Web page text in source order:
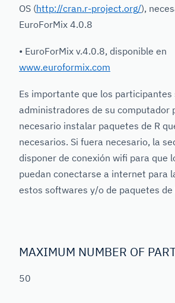
OS (http://cran.r-project.org/),
EuroForMix 4.0.8
• EuroForMix v.4.0.8, disponible en
www.euroformix.com
Es importante que los participantes
administradores de su computador
necesario instalar paquetes de R
necesarios. Si fuera necesario, la
disponer de conexión wifi para que
puedan conectarse a internet para
estos softwares y/o de paquetes de
MAXIMUM NUMBER OF
50